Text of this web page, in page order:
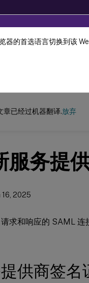
机器动态翻译。
章已经过机器翻译.放弃
服务提
16, 2025
求和响应的 SAML
供商签名
器的首选语言切换到该